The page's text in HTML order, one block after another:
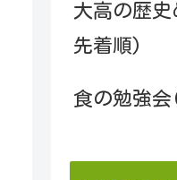
大高の歴史
先着順)
食の勉強